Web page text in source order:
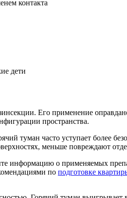
контакта
дети
Его применение
пространства.
туман часто уступает более
меньше повреждают
информацию о применяемых
по подготовке